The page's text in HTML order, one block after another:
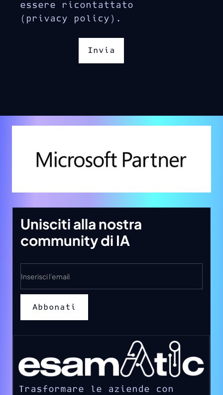
essere ricontattato
(privacy policy).
Invia
Unisciti alla nostra
community di IA
Trasformare le aziende con